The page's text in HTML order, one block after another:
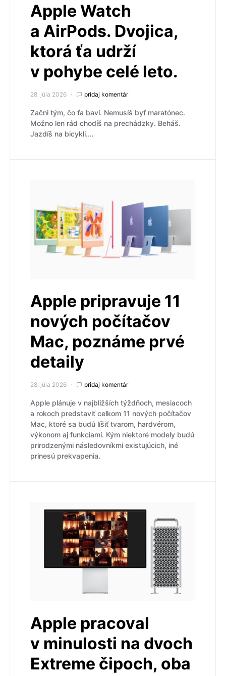
Apple Watch
a AirPods. Dvojica,
ktorá ťa udrží
v pohybe celé leto.
28. júla 2026 pridaj komentár
Začni tým, čo ťa baví. Nemusíš byť maratónec.
Možno len rád chodíš na prechádzky. Beháš.
Jazdíš na bicykli.…
Apple pripravuje 11
nových počítačov
Mac, poznáme prvé
detaily
28. júla 2026 pridaj komentár
Apple plánuje v najbližších týždňoch, mesiacoch
a rokoch predstaviť celkom 11 nových počítačov
Mac, ktoré sa budú líšiť tvarom, hardvérom,
výkonom aj funkciami. Kým niektoré modely budú
prirodzenými následovníkmi existujúcich, iné
prinesú prekvapenia.
Apple pracoval
v minulosti na dvoch
Extreme čipoch, oba